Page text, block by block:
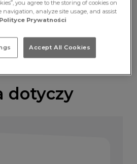
od temperatury za oknem.
dotyczy
you agree to the storing of cookies on
navigation, analyze site usage, and assist
Polityce Prywatności
Accept All Cookies